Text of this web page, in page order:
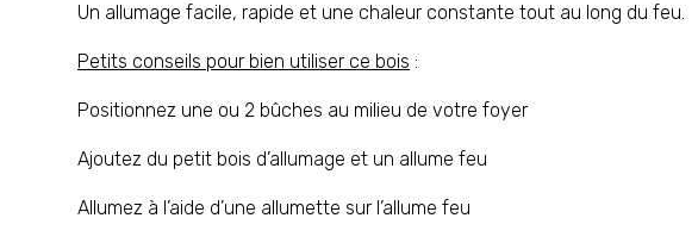
Un allumage facile, rapide et une chaleur constante tout au long du feu.
Petits conseils pour bien utiliser ce bois :
Positionnez une ou 2 bûches au milieu de votre foyer
Ajoutez du petit bois d’allumage et un allume feu
Allumez à l’aide d’une allumette sur l’allume feu